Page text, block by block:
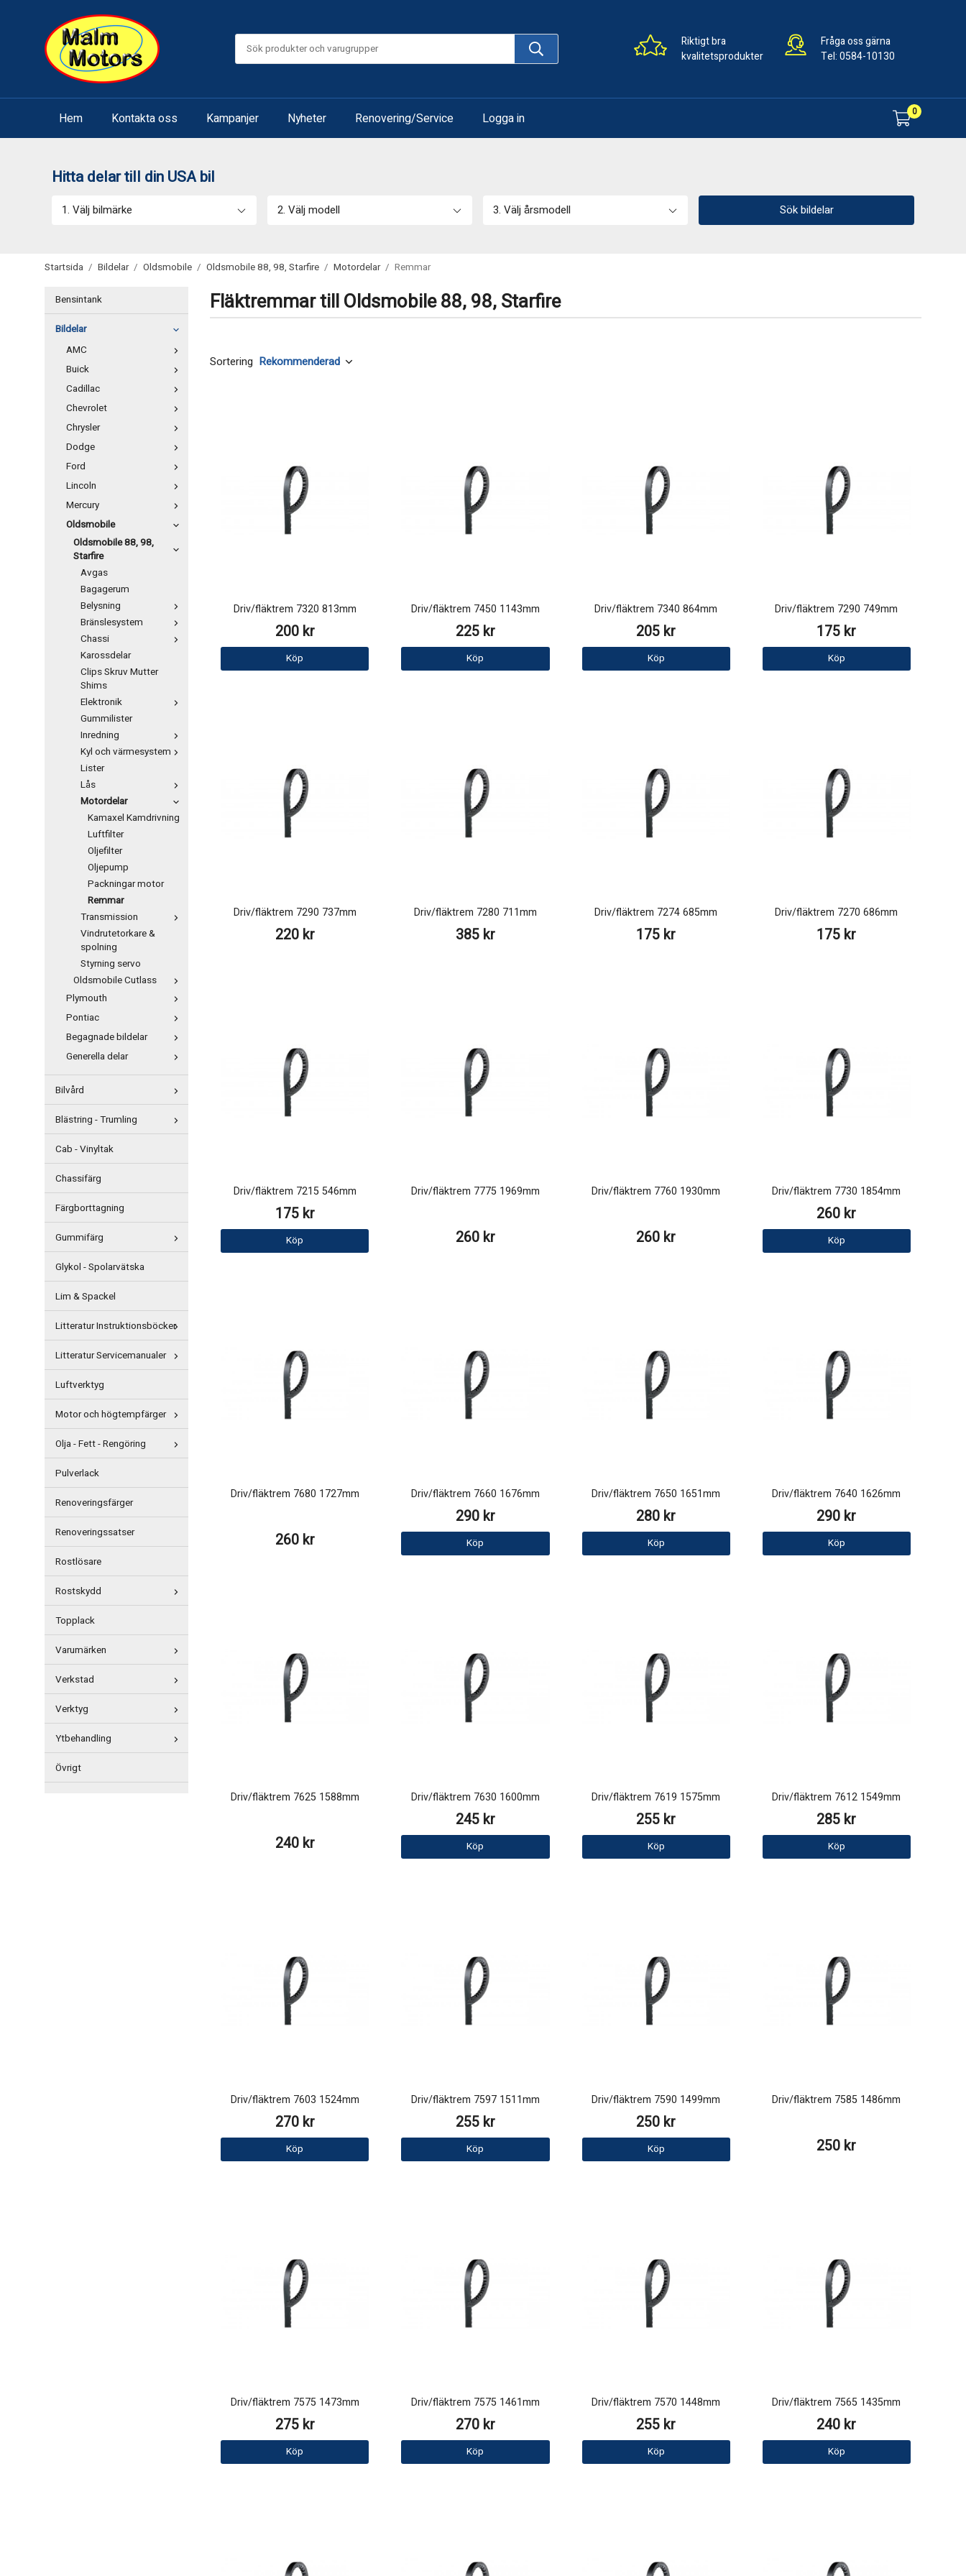
Riktigt bra
kvalitetsprodukter
Fråga oss gärna
Tel:0584-10130
Hem Kontakta oss Kampanjer Nyheter Renovering/Service Logga in 0
Hitta delar till din USA bil
1. Välj bilmärke 2. Välj modell 3. Välj årsmodell Sök bildelar
Startsida / Bildelar / Oldsmobile / Oldsmobile 88, 98, Starfire / Motordelar / Remmar
Bensintank
Bildelar
AMC
Buick
Cadillac
Chevrolet
Chrysler
Dodge
Ford
Lincoln
Mercury
Oldsmobile
Oldsmobile 88, 98,
Starfire
Avgas
Bagagerum
Belysning
Bränslesystem
Chassi
Karossdelar
Clips Skruv Mutter
Shims
Elektronik
Gummilister
Inredning
Kyl och värmesystem
Lister
Lås
Motordelar
Kamaxel Kamdrivning
Luftfilter
Oljefilter
Oljepump
Packningar motor
Remmar
Transmission
Vindrutetorkare &
spolning
Styrning servo
Oldsmobile Cutlass
Plymouth
Pontiac
Begagnade bildelar
Generella delar
Bilvård
Blästring - Trumling
Cab - Vinyltak
Chassifärg
Färgborttagning
Gummifärg
Glykol - Spolarvätska
Lim & Spackel
Litteratur Instruktionsböcker
Litteratur Servicemanualer
Luftverktyg
Motor och högtempfärger
Olja - Fett - Rengöring
Pulverlack
Renoveringsfärger
Renoveringssatser
Rostlösare
Rostskydd
Topplack
Varumärken
Verkstad
Verktyg
Ytbehandling
Övrigt
Fläktremmar till Oldsmobile 88, 98, Starfire
Sortering
Driv/fläktrem 7320 813mm
200 kr
Köp
Driv/fläktrem 7450 1143mm
225 kr
Köp
Driv/fläktrem 7340 864mm
205 kr
Köp
Driv/fläktrem 7290 749mm
175 kr
Köp
Driv/fläktrem 7290 737mm
220 kr
Driv/fläktrem 7280 711mm
385 kr
Driv/fläktrem 7274 685mm
175 kr
Driv/fläktrem 7270 686mm
175 kr
Driv/fläktrem 7215 546mm
175 kr
Köp
Driv/fläktrem 7775 1969mm
260 kr
Driv/fläktrem 7760 1930mm
260 kr
Driv/fläktrem 7730 1854mm
260 kr
Köp
Driv/fläktrem 7680 1727mm
260 kr
Driv/fläktrem 7660 1676mm
290 kr
Köp
Driv/fläktrem 7650 1651mm
280 kr
Köp
Driv/fläktrem 7640 1626mm
290 kr
Köp
Driv/fläktrem 7625 1588mm
240 kr
Driv/fläktrem 7630 1600mm
245 kr
Köp
Driv/fläktrem 7619 1575mm
255 kr
Köp
Driv/fläktrem 7612 1549mm
285 kr
Köp
Driv/fläktrem 7603 1524mm
270 kr
Köp
Driv/fläktrem 7597 1511mm
255 kr
Köp
Driv/fläktrem 7590 1499mm
250 kr
Köp
Driv/fläktrem 7585 1486mm
250 kr
Driv/fläktrem 7575 1473mm
275 kr
Köp
Driv/fläktrem 7575 1461mm
270 kr
Köp
Driv/fläktrem 7570 1448mm
255 kr
Köp
Driv/fläktrem 7565 1435mm
240 kr
Köp